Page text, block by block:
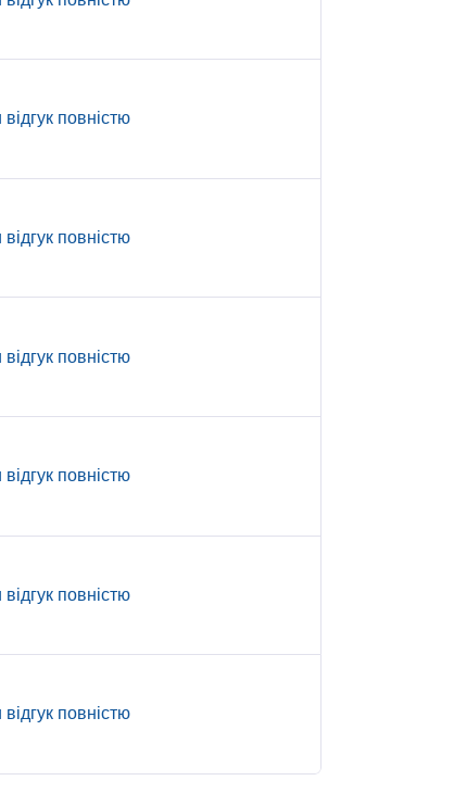
повністю
повністю
повністю
повністю
повністю
повністю